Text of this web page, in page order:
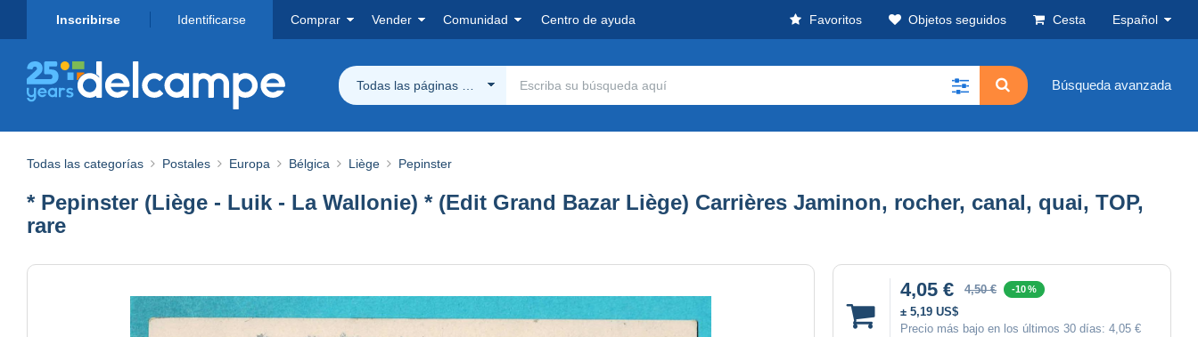
Inscribirse Identificarse Comprar Vender Comunidad Centro de ayuda Favoritos Objetos seguidos Cesta Español
Todas las páginas Delcampe Búsqueda avanzada
Todas las categorías Postales Europa Bélgica Liège Pepinster
* Pepinster (Liège - Luik - La Wallonie) * (Edit Grand Bazar Liège) Carrières Jaminon, rocher, canal, quai, TOP,
rare
4,05 € 4,50 € -10 %
± 5,19 US$
Precio más bajo en los últimos 30 días: 4,05 €